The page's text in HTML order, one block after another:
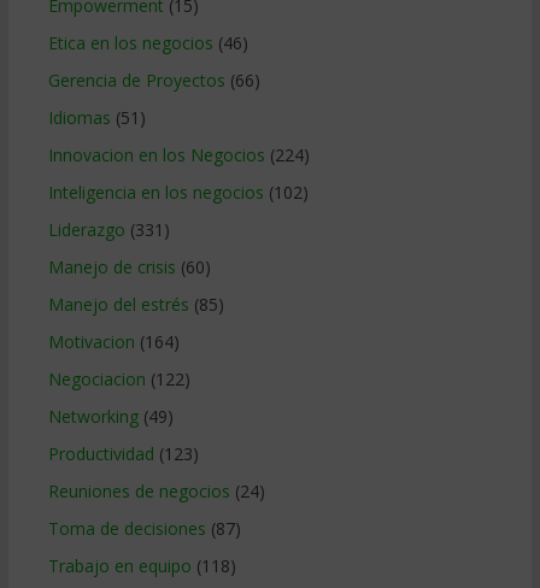
Empowerment (15)
Etica en los negocios (46)
Gerencia de Proyectos (66)
Idiomas (51)
Innovacion en los Negocios (224)
Inteligencia en los negocios (102)
Liderazgo (331)
Manejo de crisis (60)
Manejo del estrés (85)
Motivacion (164)
Negociacion (122)
Networking(49)
Productividad (123)
Reuniones de negocios (24)
Toma de decisiones (87)
Trabajo en equipo (118)